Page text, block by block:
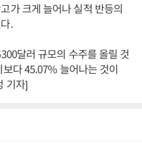
가 크게 늘어나 실적 반등의
.
달러 규모의 수주를 올릴 것
다 45.07% 늘어나는 것이
기자]